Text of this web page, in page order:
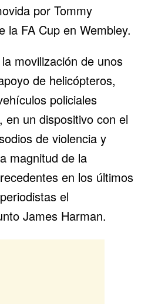
por Tommy
la FA Cup en Wembley.
movilización de unos
de helicópteros,
policiales
un dispositivo con el
de violencia y
magnitud de la
en los últimos
el
James Harman.